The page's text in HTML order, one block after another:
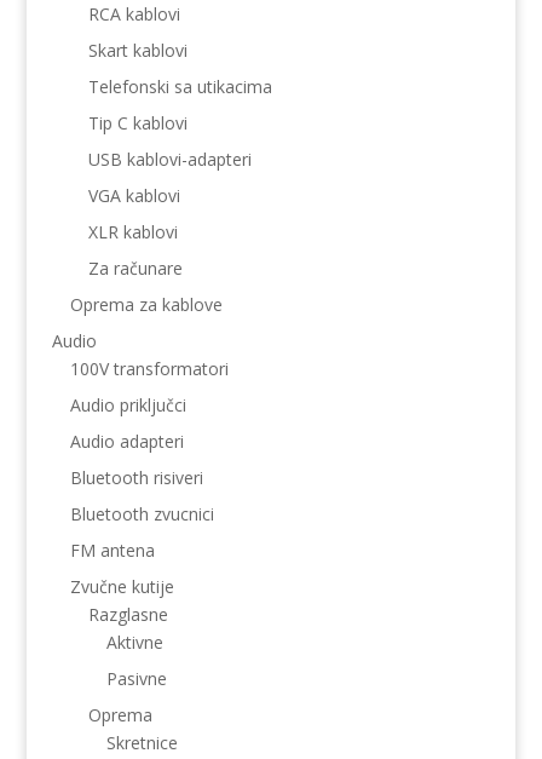
RCA kablovi
Skart kablovi
Telefonski sa utikacima
Tip C kablovi
USB kablovi-adapteri
VGA kablovi
XLR kablovi
Za računare
Oprema za kablove
Audio
100V transformatori
Audio priključci
Audio adapteri
Bluetooth risiveri
Bluetooth zvucnici
FM antena
Zvučne kutije
Razglasne
Aktivne
Pasivne
Oprema
Skretnice